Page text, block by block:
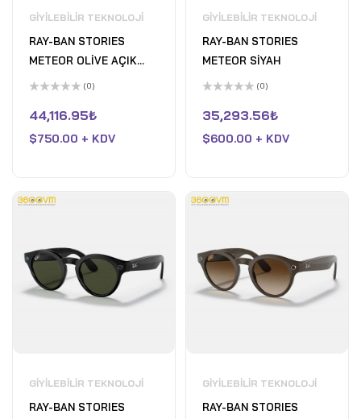
GIYILEBILIR TEKNOLOJI
RAY-BAN STORIES
METEOR OLİVE AÇIK
YEŞİL
üzerinden
0
aldı
(0)
44,116.95₺
$750.00 + KDV
GIYILEBILIR TEKNOLOJI
RAY-BAN STORIES
METEOR SİYAH
üzerinden
0
aldı
(0)
35,293.56₺
$600.00 + KDV
GIYILEBILIR TEKNOLOJI
RAY-BAN STORIES
GIYILEBILIR TEKNOLOJI
RAY-BAN STORIES